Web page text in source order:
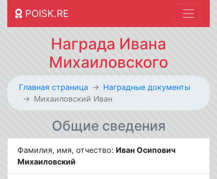
POISK.RE
Награда Ивана
Михаиловского
Главная страница
Наградные документы
Михаиловский Иван
Общие сведения
Фамилия, имя, отчество: Иван Осипович
Михаиловский